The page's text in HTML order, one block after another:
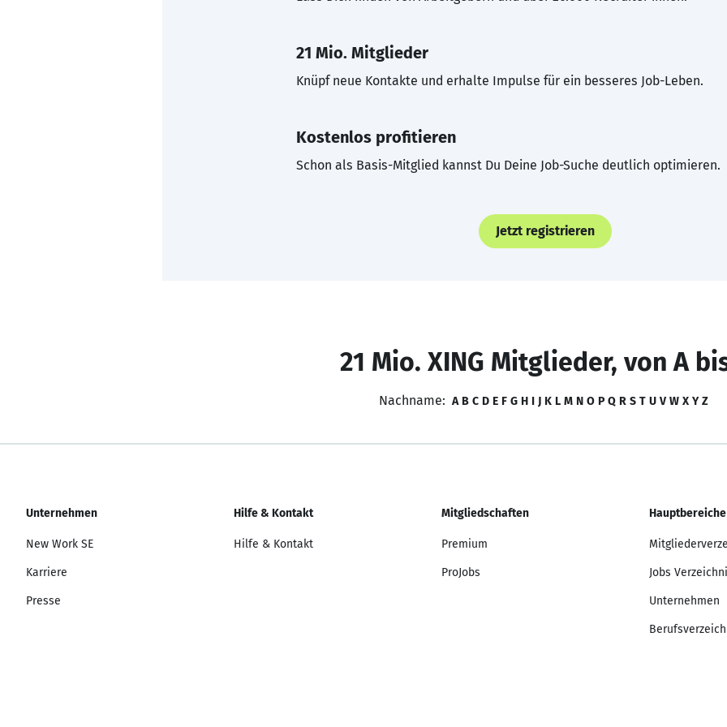
21 Mio. Mitglieder
Knüpf neue Kontakte und erhalte Impulse für ein besseres Job-Leben.
Kostenlos profitieren
Schon als Basis-Mitglied kannst Du Deine Job-Suche deutlich optimieren.
Jetzt registrieren
21 Mio. XING Mitglieder, von A
Nachname: A B C D E F G H I J K L M N O P Q R S T U V W X Y Z
Unternehmen
New Work SE
Karriere
Presse
Hilfe & Kontakt
Hilfe & Kontakt
Mitgliedschaften
Premium
ProJobs
Hauptbereiche
Jobs
Unternehmen